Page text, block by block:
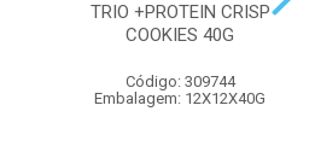
TRIO +PROTEIN CRISP
COOKIES 40G
Código: 309744
Embalagem: 12X12X40G